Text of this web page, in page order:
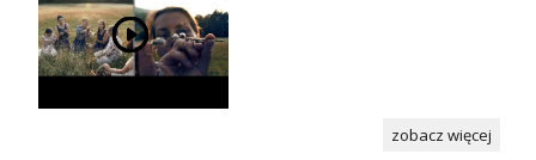
zobacz więcej